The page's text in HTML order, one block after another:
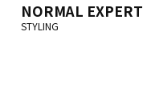
NORMAL EXPERT